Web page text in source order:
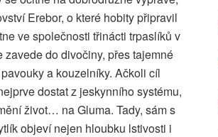
Erebor, o které hobity připravil
ve společnosti třinácti trpaslíků v
do divočiny, přes tajemné
a kouzelníky. Ačkoli cíl
dostat z jeskynního systému,
život… na Gluma. Tady, sám s
objeví nejen hloubku lstivosti i